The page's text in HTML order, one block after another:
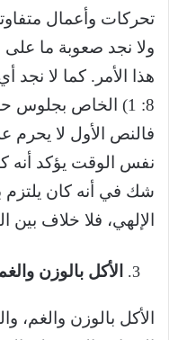
تحركات وأعمال
ولا نجد صعوبة ما
هذا الأمر. كما لا
8: 1) الخاص بجلوس
فالنص الأول لا يحرم
نفس الوقت يؤكد أنه
شك في أنه كان يلتزم
الإلهي، فلا خلاف بين
الأكل بالوزن
الأكل بالوزن والغم،